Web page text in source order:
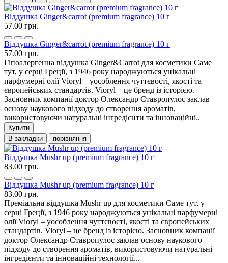
Віддушка Ginger&carrot (premium fragrance) 10 г
57.00 грн.
Віддушка Ginger&carrot (premium fragrance) 10 г
57.00 грн.
Гіпоалергенна віддушка Ginger&Carrot для косметики Саме
тут, у серці Греції, з 1946 року народжуються унікальні
парфумерні олії Vioryl – уособлення чуттєвості, якості та
європейських стандартів. Vioryl – це бренд із історією.
Засновник компанії доктор Олександр Ставропулос заклав
основу наукового підходу до створення ароматів,
використовуючи натуральні інгредієнти та інноваційні..
Купити
В закладки
порівняння
Віддушка Mushr up (premium fragrance) 10 г
83.00 грн.
Віддушка Mushr up (premium fragrance) 10 г
83.00 грн.
Преміальна віддушка Mushr up для косметики Саме тут, у
серці Греції, з 1946 року народжуються унікальні парфумерні
олії Vioryl – уособлення чуттєвості, якості та європейських
стандартів. Vioryl – це бренд із історією. Засновник компанії
доктор Олександр Ставропулос заклав основу наукового
підходу до створення ароматів, використовуючи натуральні
інгредієнти та інноваційні технології...